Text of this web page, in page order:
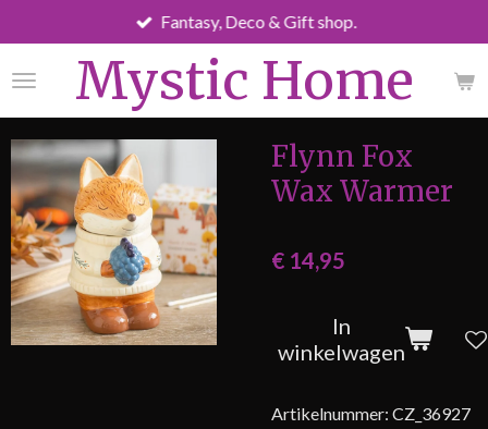
direct
naar
Mystic Home
Fantasy, Deco & Gift shop.
Flynn Fox
Wax Warmer
€ 14,95
In
winkelwagen
Artikelnummer: CZ_36927